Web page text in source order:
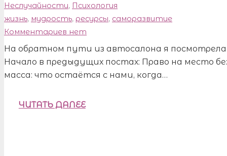
Неслучайности, Психология
жизнь, мудрость, ресурсы, саморазвитие
Комментариев нет
На обратном пути из автосалона я
Начало в предыдущих постах: Право на место
масса: что остаётся с нами, когда…
ЧИТАТЬ ДАЛЕЕ